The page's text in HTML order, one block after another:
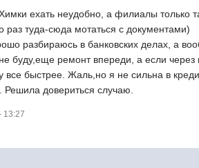
ехать неудобно, а филиалы только
раз туда-сюда мотаться с документами)
разбираюсь в банковских делах, а
буду,еще ремонт впереди, а если через
быстрее. Жаль,но я не сильна в
Решила довериться случаю.
13:27